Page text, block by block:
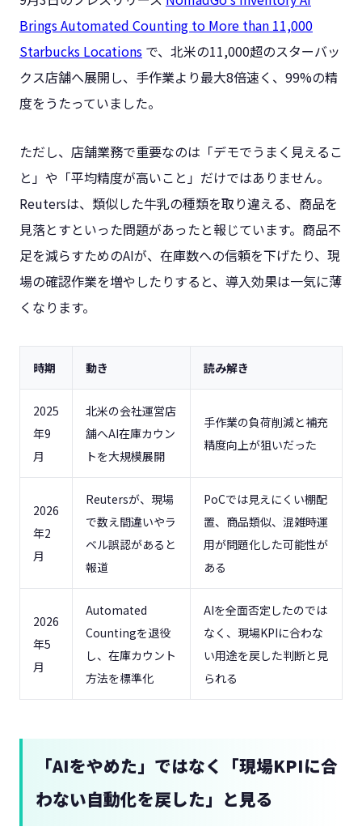
Brings Automated Counting to More than 11,000
Starbucks Locations で、北米の11,000超のスターバッ
クス店舗へ展開し、手作業より最大8倍速く、99%の精
度をうたっていました。
ただし、店舗業務で重要なのは「デモでうまく見えるこ
と」や「平均精度が高いこと」だけではありません。
Reutersは、類似した牛乳の種類を取り違える、商品を
見落とすといった問題があったと報じています。商品不
足を減らすためのAIが、在庫数への信頼を下げたり、現
場の確認作業を増やしたりすると、導入効果は一気に薄
くなります。
時期 動き 読み解き
2025
年9
月
北米の会社運営店
舗へAI在庫カウン
トを大規模展開
手作業の負荷削減と補充
精度向上が狙いだった
2026
年2
月
Reutersが、現場
で数え間違いやラ
ベル誤認があると
報道
PoCでは見えにくい棚配
置、商品類似、混雑時運
用が問題化した可能性が
ある
2026
年5
月
Automated
Countingを退役
し、在庫カウント
方法を標準化
AIを全面否定したのでは
なく、現場KPIに合わな
い用途を戻した判断と見
られる
「AIをやめた」ではなく「現場KPIに合
わない自動化を戻した」と見る